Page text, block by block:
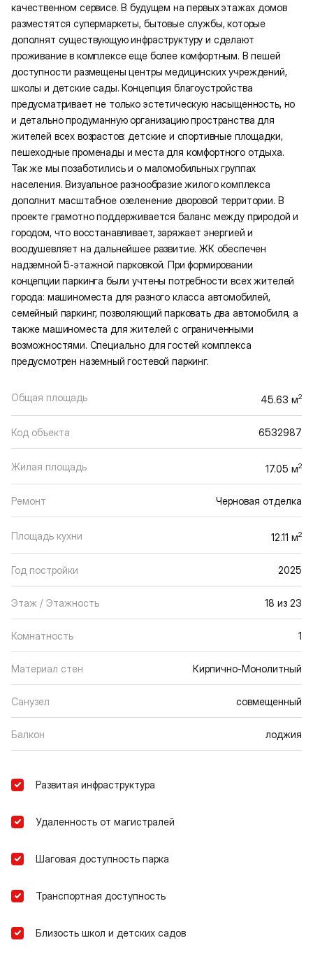
качественном сервисе. В будущем на первых этажах домов
разместятся супермаркеты, бытовые службы, которые
дополнят существующую инфраструктуру и сделают
проживание в комплексе еще более комфортным. В пешей
доступности размещены центры медицинских учреждений,
школы и детские сады. Концепция благоустройства
предусматривает не только эстетическую насыщенность, но
и детально продуманную организацию пространства для
жителей всех возрастов: детские и спортивные площадки,
пешеходные променады и места для комфортного отдыха.
Так же мы позаботились и о маломобильных группах
населения. Визуальное разнообразие жилого комплекса
дополнит масштабное озеленение дворовой территории. В
проекте грамотно поддерживается баланс между природой и
городом, что восстанавливает, заряжает энергией и
воодушевляет на дальнейшее развитие. ЖК обеспечен
надземной 5-этажной парковкой. При формировании
концепции паркинга были учтены потребности всех жителей
города: машиноместа для разного класса автомобилей,
семейный паркинг, позволяющий парковать два автомобиля, а
также машиноместа для жителей с ограниченными
возможностями. Специально для гостей комплекса
предусмотрен наземный гостевой паркинг.
Общая площадь 45.63 м2
Код объекта 6532987
Жилая площадь 17.05 м2
Ремонт Черновая отделка
Площадь кухни 12.11 м2
Год постройки 2025
Этаж / Этажность 18 из 23
Комнатность 1
Материал стен Кирпично-Монолитный
Санузел совмещенный
Балкон лоджия
Развитая инфраструктура
Удаленность от магистралей
Шаговая доступность парка
Транспортная доступность
Близость школ и детских садов